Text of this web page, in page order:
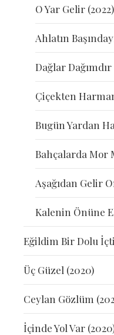
O Yar Gelir (2022)
Ahlatın
Dağlar
Çiçekten
Bugün Yardan
Bahçalarda Mor
Aşağıdan Gelir
Kalenin Önüne
Eğildim Bir Dolu
Üç Güzel (2020)
Ceylan Gözlüm
İçinde Yol Var